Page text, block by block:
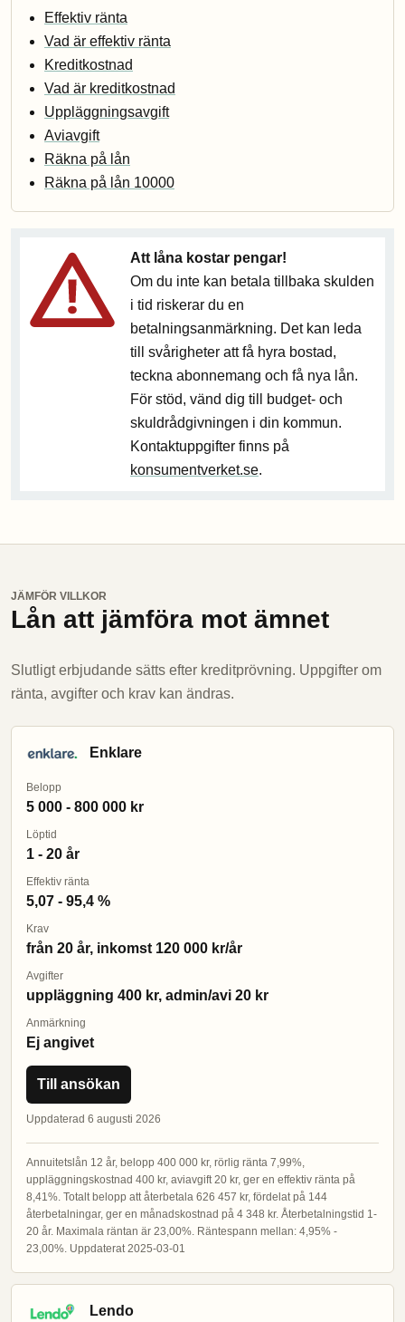
Effektiv ränta
Vad är effektiv ränta
Kreditkostnad
Vad är kreditkostnad
Uppläggningsavgift
Aviavgift
Räkna på lån
Räkna på lån 10000
Att låna kostar pengar!
Om du inte kan betala tillbaka skulden
i tid riskerar du en
betalningsanmärkning. Det kan leda
till svårigheter att få hyra bostad,
teckna abonnemang och få nya lån.
För stöd, vänd dig till budget- och
skuldrådgivningen i din kommun.
Kontaktuppgifter finns på
konsumentverket.se.
JÄMFÖR VILLKOR
Lån att jämföra mot ämnet
Slutligt erbjudande sätts efter kreditprövning. Uppgifter om
ränta, avgifter och krav kan ändras.
Enklare
Belopp
5 000 - 800 000 kr
Löptid
1 - 20 år
Effektiv ränta
5,07 - 95,4 %
Krav
från 20 år, inkomst 120 000 kr/år
Avgifter
uppläggning 400 kr, admin/avi 20 kr
Anmärkning
Ej angivet
Till ansökan
Uppdaterad 6 augusti 2026
Annuitetslån 12 år, belopp 400 000 kr, rörlig ränta 7,99%,
uppläggningskostnad 400 kr, aviavgift 20 kr, ger en effektiv ränta på
8,41%. Totalt belopp att återbetala 626 457 kr, fördelat på 144
återbetalningar, ger en månadskostnad på 4 348 kr. Återbetalningstid 1-
20 år. Maximala räntan är 23,00%. Räntespann mellan: 4,95% -
23,00%. Uppdaterat 2025-03-01
Lendo